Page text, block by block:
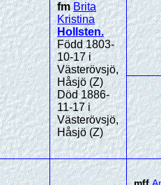
fmBrita
Kristina
Hollsten.
Född 1803-
10-17 i
Västerövsjö,
Håsjö (Z)
Död 1886-
11-17 i
Västerövsjö,
Håsjö (Z)